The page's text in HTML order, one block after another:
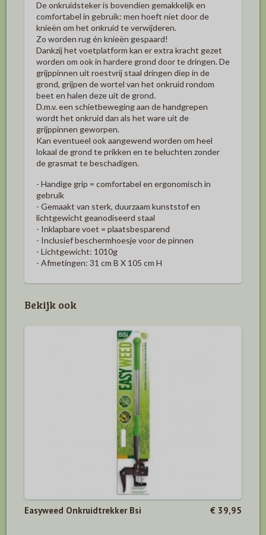
De onkruidsteker is bovendien gemakkelijk en
comfortabel in gebruik: men hoeft niet door de
knieën om het onkruid te verwijderen.
Zo worden rug én knieën gespaard!
Dankzij het voetplatform kan er extra kracht gezet
worden om ook in hardere grond door te dringen. De
grijppinnen uit roestvrij staal dringen diep in de
grond, grijpen de wortel van het onkruid rondom
beet en halen deze uit de grond.
D.m.v. een schietbeweging aan de handgrepen
wordt het onkruid dan als het ware uit de
grijppinnen geworpen.
Kan eventueel ook aangewend worden om heel
lokaal de grond te prikken en te beluchten zonder
de grasmat te beschadigen.
- Handige grip = comfortabel en ergonomisch in
gebruik
- Gemaakt van sterk, duurzaam kunststof en
lichtgewicht geanodiseerd staal
- Inklapbare voet = plaatsbesparend
- Inclusief beschermhoesje voor de pinnen
- Lichtgewicht: 1010g
- Afmetingen: 31 cm B X 105 cm H
Bekijk ook
Easyweed Onkruidtrekker Bsi € 39,95